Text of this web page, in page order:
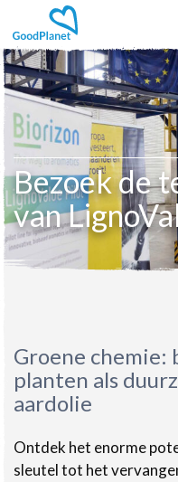
Spring naar de inhoud
Bezoek de
van
Groene
planten als
aardolie
Ontdek het enorme
sleutel tot het